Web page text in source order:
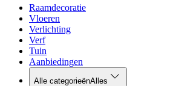
Raamdecoratie
Vloeren
Verlichting
Verf
Tuin
Aanbiedingen
Alle categorieënAlles